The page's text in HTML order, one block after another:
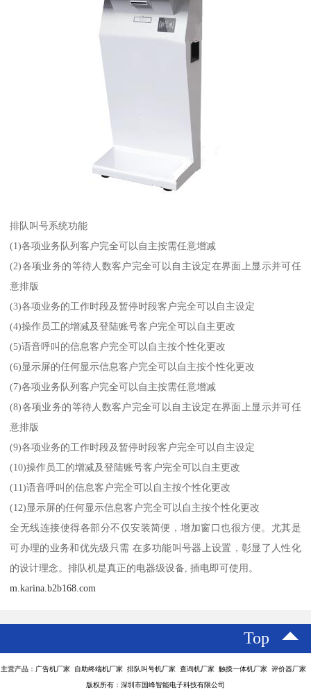
排队叫号系统功能
(1)各项业务队列客户完全可以自主按需任意增减
(2)各项业务的等待人数客户完全可以自主设定在界面上显示并可任
意排版
(3)各项业务的工作时段及暂停时段客户完全可以自主设定
(4)操作员工的增减及登陆账号客户完全可以自主更改
(5)语音呼叫的信息客户完全可以自主按个性化更改
(6)显示屏的任何显示信息客户完全可以自主按个性化更改
(7)各项业务队列客户完全可以自主按需任意增减
(8)各项业务的等待人数客户完全可以自主设定在界面上显示并可任
意排版
(9)各项业务的工作时段及暂停时段客户完全可以自主设定
(10)操作员工的增减及登陆账号客户完全可以自主更改
(11)语音呼叫的信息客户完全可以自主按个性化更改
(12)显示屏的任何显示信息客户完全可以自主按个性化更改
全无线连接使得各部分不仅安装简便，增加窗口也很方便。尤其是
可办理的业务和优先级只需 在多功能叫号器上设置，彰显了人性化
的设计理念。排队机是真正的电器级设备, 插电即可使用。
m.karina.b2b168.com
Top
主营产品：广告机厂家 自助终端机厂家 排队叫号机厂家 查询机厂家 触摸一体机厂家 评价器厂家
版权所有：深圳市国峰智能电子科技有限公司